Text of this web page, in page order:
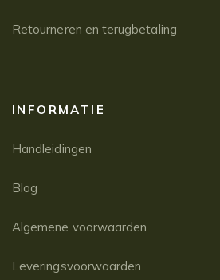
Retourneren en terugbetaling
INFORMATIE
Handleidingen
Blog
Algemene voorwaarden
Leveringsvoorwaarden